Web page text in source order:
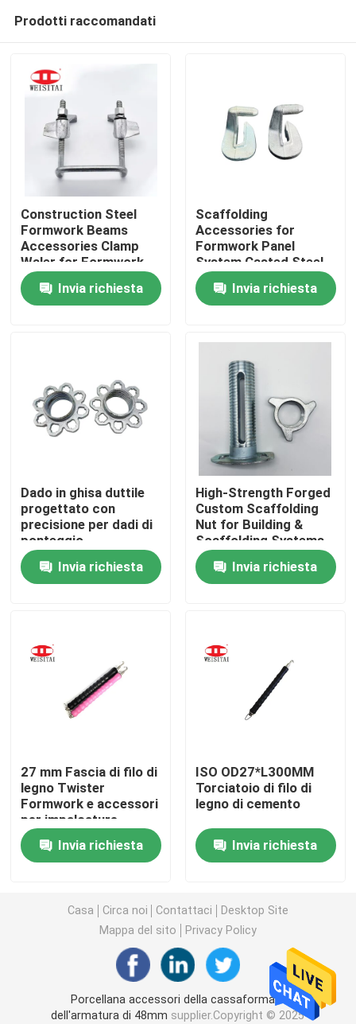
Prodotti
Circa noi
Controllo di qualità
Notizie
Casi
Parti dell'armatura della struttura
Ring Lock Scaffolding Parts
Armatura Jack Base
Testa dell'armatura U
Parti d'acciaio del puntello dell'armatura
Legame Rod System della cassaforma
Legame Rod Nut
Prodotti raccomandati
Construction Steel
Formwork Beams
Accessories Clamp
Waler for Formwork
Panel High Strength
ReusableInvia richiesta
Scaffolding
Accessories for
Formwork Panel
System Casted Steel
G Clip High Strength
Q235 Concrete
Construction
Invia richiesta
Dado in ghisa duttile
progettato con
precisione per dadi di
ponteggio
personalizzati per
strutture di ponteggio
stabili
Invia richiesta
High-Strength Forged
Custom Scaffolding
Nut for Building &
Scaffolding Systems
Invia richiesta
27 mm Fascia di filo di
legno Twister
Formwork e accessori
per impalcature
Invia richiesta
ISO OD27*L300MM
Torciatoio di filo di
legno di cemento
Invia richiesta
Casa Circa noi Contattaci
Desktop Site
Mappa del sito
Privacy Policy
Porcellana accessori della cassaforma e
dell'armatura di 48mm supplier.Copyright © 2025